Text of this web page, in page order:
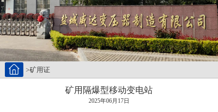
>矿用证
矿用隔爆型移动变电站
2025年06月17日